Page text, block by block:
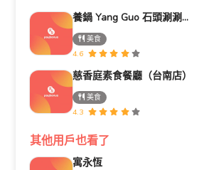
養鍋 Yang Guo 石頭涮涮鍋 (台南文化店) | 寵物友善餐廳 | 台南吃到飽火鍋 | 台南必吃美食 | 在地嚮導評論家【
美食
4.6
慈香庭素食餐廳（台南店）
美食
4.3
其他用戶也看了
寓永恆